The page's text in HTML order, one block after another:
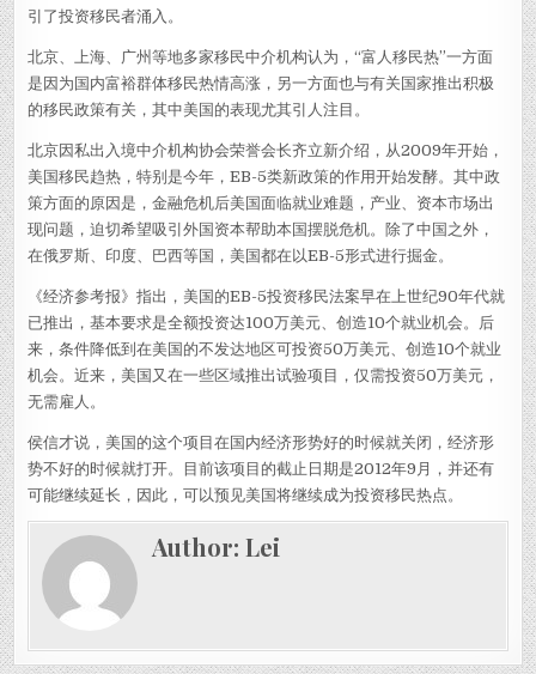
引了投资移民者涌入。
北京、上海、广州等地多家移民中介机构认为，“富人移民热”一方面
是因为国内富裕群体移民热情高涨，另一方面也与有关国家推出积极
的移民政策有关，其中美国的表现尤其引人注目。
北京因私出入境中介机构协会荣誉会长齐立新介绍，从2009年开始，
美国移民趋热，特别是今年，EB-5类新政策的作用开始发酵。其中政
策方面的原因是，金融危机后美国面临就业难题，产业、资本市场出
现问题，迫切希望吸引外国资本帮助本国摆脱危机。除了中国之外，
在俄罗斯、印度、巴西等国，美国都在以EB-5形式进行掘金。
《经济参考报》指出，美国的EB-5投资移民法案早在上世纪90年代就
已推出，基本要求是全额投资达100万美元、创造10个就业机会。后
来，条件降低到在美国的不发达地区可投资50万美元、创造10个就业
机会。近来，美国又在一些区域推出试验项目，仅需投资50万美元，
无需雇人。
侯信才说，美国的这个项目在国内经济形势好的时候就关闭，经济形
势不好的时候就打开。目前该项目的截止日期是2012年9月，并还有
可能继续延长，因此，可以预见美国将继续成为投资移民热点。
Author:Lei